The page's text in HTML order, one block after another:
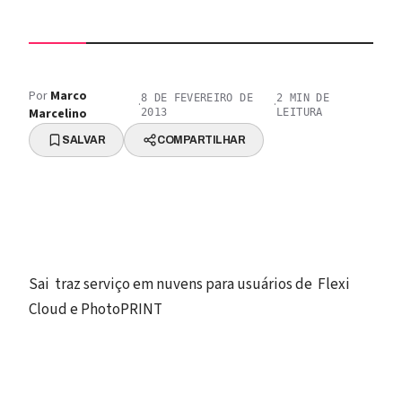
Por Marco
Marcelino
·8 DE FEVEREIRO DE
2013
·2 MIN DE
LEITURA
SALVAR COMPARTILHAR
Sai traz serviço em nuvens para usuários de Flexi
Cloud e PhotoPRINT